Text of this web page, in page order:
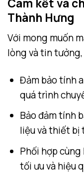
Cam kết và
Thành Hưng
Với mong muốn
lòng và tin
Đảm bảo tính
quá trình
Bảo đảm tính
liệu và thiết bị
Phối hợp
tối ưu và hiệu